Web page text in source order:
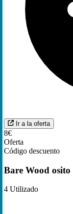
Ir a la oferta
8€
Oferta
Código descuento
Bare Wood
4 Utilizado